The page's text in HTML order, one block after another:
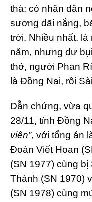
thà; có nhân dân
sương dãi nắng,
trời. Nhiều nhất,
năm, nhưng dư
thở, người Phan
là Đồng Nai, rồi
Dẫn chứng, vừa
28/11, tỉnh Đồng
viên”, với tổng án
Đoàn Viết Hoan
(SN 1977) cùng
Thành (SN 1970)
(SN 1978) cùng